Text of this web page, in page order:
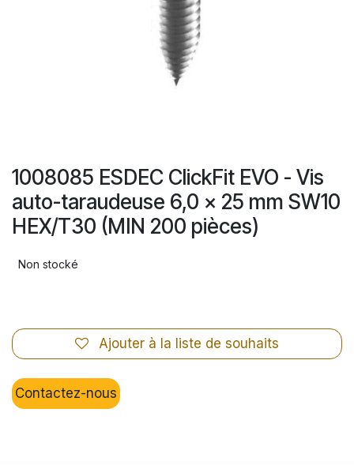
1008085 ESDEC ClickFit EVO - Vis
auto-taraudeuse 6,0 x 25 mm SW10
HEX/T30 (MIN 200 pièces)
Non stocké
Ajouter à la liste de souhaits
Contactez-nous